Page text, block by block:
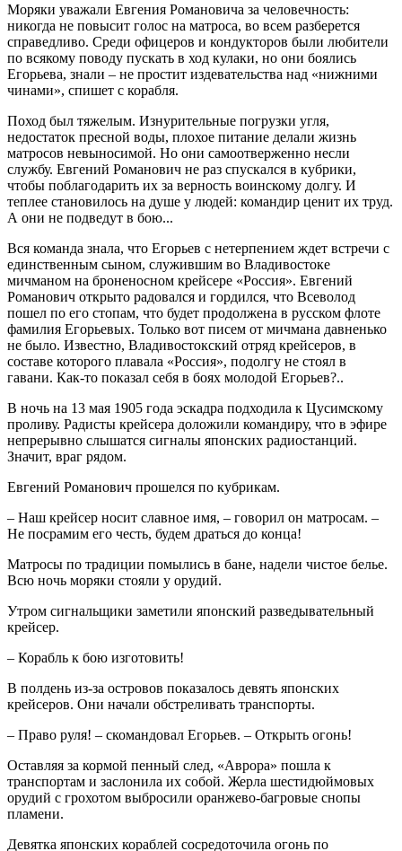
Моряки уважали Евгения Романовича за человечность:
никогда не повысит голос на матроса, во всем разберется
справедливо. Среди офицеров и кондукторов были любители
по всякому поводу пускать в ход кулаки, но они боялись
Егорьева, знали – не простит издевательства над «нижними
чинами», спишет с корабля.
Поход был тяжелым. Изнурительные погрузки угля,
недостаток пресной воды, плохое питание делали жизнь
матросов невыносимой. Но они самоотверженно несли
службу. Евгений Романович не раз спускался в кубрики,
чтобы поблагодарить их за верность воинскому долгу. И
теплее становилось на душе у людей: командир ценит их труд.
А они не подведут в бою...
Вся команда знала, что Егорьев с нетерпением ждет встречи с
единственным сыном, служившим во Владивостоке
мичманом на броненосном крейсере «Россия». Евгений
Романович открыто радовался и гордился, что Всеволод
пошел по его стопам, что будет продолжена в русском флоте
фамилия Егорьевых. Только вот писем от мичмана давненько
не было. Известно, Владивостокский отряд крейсеров, в
составе которого плавала «Россия», подолгу не стоял в
гавани. Как-то показал себя в боях молодой Егорьев?..
В ночь на 13 мая 1905 года эскадра подходила к Цусимскому
проливу. Радисты крейсера доложили командиру, что в эфире
непрерывно слышатся сигналы японских радиостанций.
Значит, враг рядом.
Евгений Романович прошелся по кубрикам.
– Наш крейсер носит славное имя, – говорил он матросам. –
Не посрамим его честь, будем драться до конца!
Матросы по традиции помылись в бане, надели чистое белье.
Всю ночь моряки стояли у орудий.
Утром сигнальщики заметили японский разведывательный
крейсер.
– Корабль к бою изготовить!
В полдень из-за островов показалось девять японских
крейсеров. Они начали обстреливать транспорты.
– Право руля! – скомандовал Егорьев. – Открыть огонь!
Оставляя за кормой пенный след, «Аврора» пошла к
транспортам и заслонила их собой. Жерла шестидюймовых
орудий с грохотом выбросили оранжево-багровые снопы
пламени.
Девятка японских кораблей сосредоточила огонь по